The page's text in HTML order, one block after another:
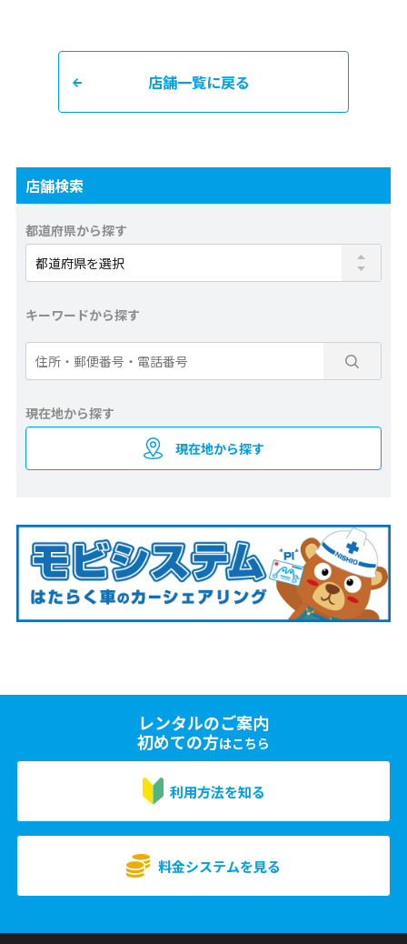
店舗一覧に戻る
店舗検索
都道府県から探す
キーワードから探す
現在地から探す
現在地から探す
レンタルのご案内
初めての方はこちら
利用方法を知る
料金システムを見る